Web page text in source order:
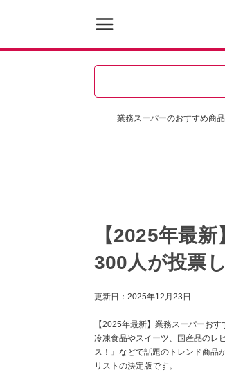
業務スーパーのおすすめ商品
【2025年最
300人が投票
更新日： 2025年12月23日
【2025年最新】業務スーパーお
冷凍食品やスイーツ、国産品のレ
ス！』などで話題のトレンド商品
リストの決定版です。